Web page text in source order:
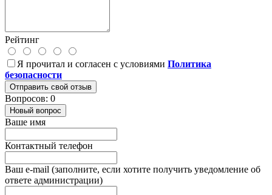
Рейтинг
Я прочитал и согласен с условиями Политика
безопасности
Отправить свой отзыв
Вопросов: 0
Новый вопрос
Ваше имя
Контактный телефон
Ваш e-mail (заполните, если хотите получить уведомление об
ответе администрации)